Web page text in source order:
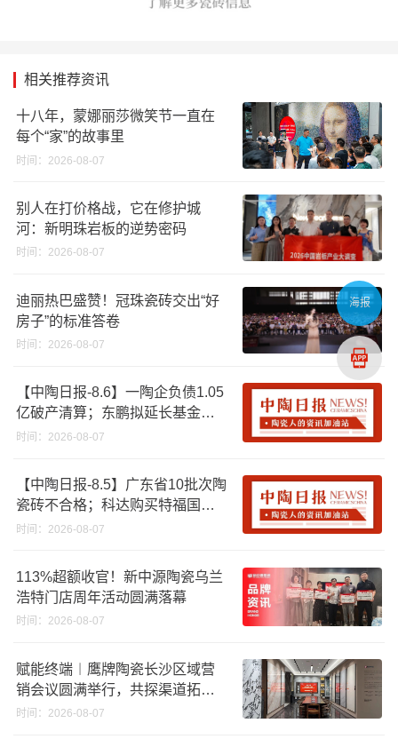
相关推荐资讯
十八年，蒙娜丽莎微笑节一直在
每个“家”的故事里
时间：2026-08-07
别人在打价格战，它在修护城
河：新明珠岩板的逆势密码
时间：2026-08-07
迪丽热巴盛赞！冠珠瓷砖交出“好
房子”的标准答卷
时间：2026-08-07
【中陶日报-8.6】一陶企负债1.05
亿破产清算；东鹏拟延长基金投
资期限；工信部开展建陶行业能
时间：2026-08-07
【中陶日报-8.5】广东省10批次陶
瓷砖不合格；科达购买特福国际
股份申请未通过；蒙娜丽莎5千万
破18亿元
时间：2026-08-07
113%超额收官！新中源陶瓷乌兰
浩特门店周年活动圆满落幕
时间：2026-08-07
赋能终端︱鹰牌陶瓷长沙区域营
销会议圆满举行，共探渠道拓展
与门店升级新路径
时间：2026-08-07
海报